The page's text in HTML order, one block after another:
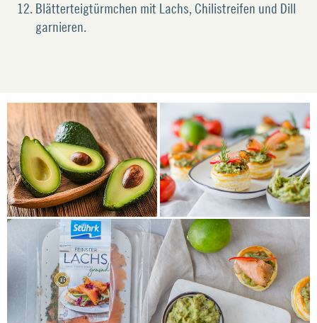
Blätterteigtürmchen mit Lachs, Chilistreifen und Dill
garnieren.